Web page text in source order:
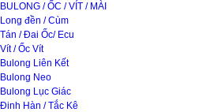
BULONG / ỐC / VÍT / MÀI
Long đền / Cùm
Tán / Đai Ốc/ Ecu
Vít / Ốc Vít
Bulong Liên Kết
Bulong Neo
Bulong Lục Giác
Đinh Hàn / Tắc Kê